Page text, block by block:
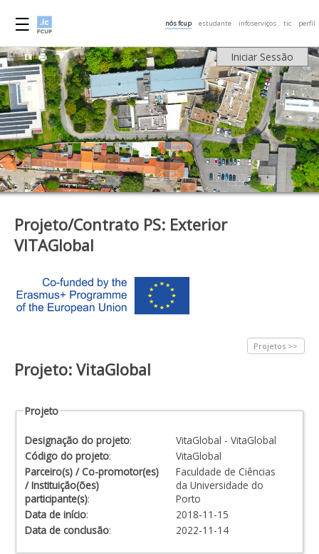
nós fcup estudante infoserviços tic perfil
Iniciar Sessão
Projeto/Contrato PS: Exterior
VITAGlobal
Projetos >>
Projeto: VitaGlobal
Projeto
Designação do projeto:
VitaGlobal - VitaGlobal
Código do projeto:
VitaGlobal
Parceiro(s) / Co-promotor(es)
/ Instituição(ões)
participante(s):
Faculdade de Ciências
da Universidade do
Porto
Data de início:
2018-11-15
Data de conclusão: 2022-11-14